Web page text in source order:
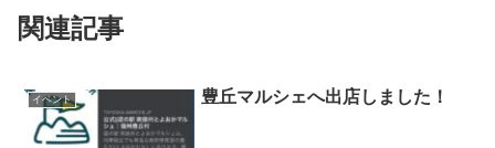
関連記事
イベント 豊丘マルシェへ出店しました！